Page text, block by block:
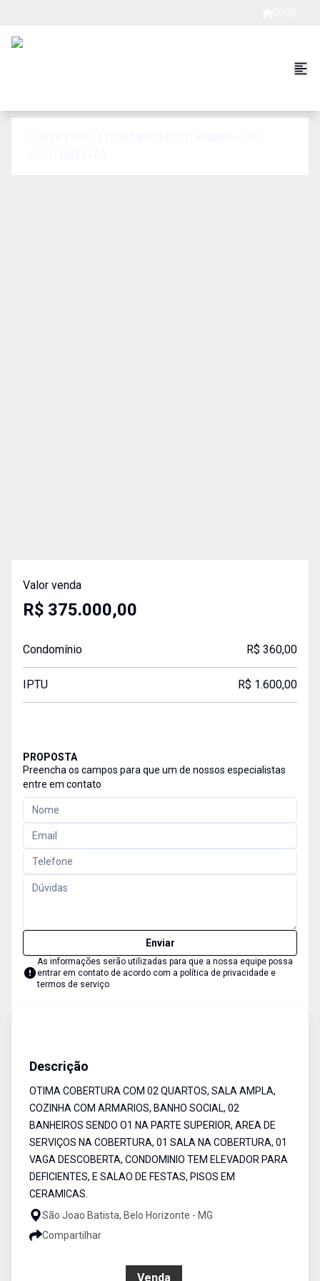
Valor venda
R$ 375.000,00
Condomínio R$ 360,00
IPTU R$ 1.600,00
PROPOSTA
Preencha os campos para que um de nossos especialistas
entre em contato
Enviar
As informações serão utilizadas para que a nossa equipe possa
entrar em contato de acordo com a política de privacidade e
termos de serviço
Descrição
OTIMA COBERTURA COM 02 QUARTOS, SALA AMPLA,
COZINHA COM ARMARIOS, BANHO SOCIAL, 02
BANHEIROS SENDO O1 NA PARTE SUPERIOR, AREA DE
SERVIÇOS NA COBERTURA, 01 SALA NA COBERTURA, 01
VAGA DESCOBERTA, CONDOMINIO TEM ELEVADOR PARA
DEFICIENTES, E SALAO DE FESTAS, PISOS EM
CERAMICAS.
São Joao Batista, Belo Horizonte - MG
Compartilhar
Venda